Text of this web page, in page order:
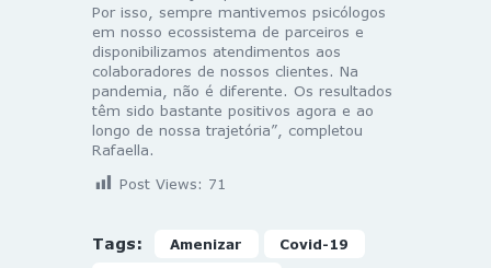
Por isso, sempre mantivemos psicólogos
em nosso ecossistema de parceiros e
disponibilizamos atendimentos aos
colaboradores de nossos clientes. Na
pandemia, não é diferente. Os resultados
têm sido bastante positivos agora e ao
longo de nossa trajetória”, completou
Rafaella.
Post Views: 71
Tags: Amenizar Covid-19